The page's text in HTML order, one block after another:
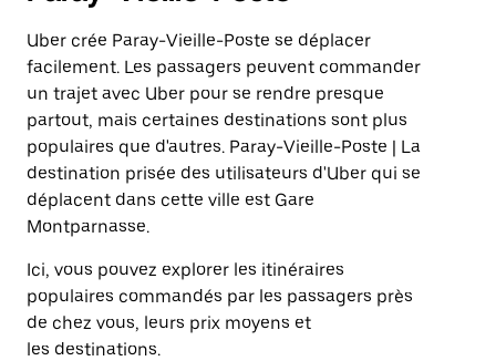
Uber crée Paray-Vieille-Poste se déplacer
facilement. Les passagers peuvent commander
un trajet avec Uber pour se rendre presque
partout, mais certaines destinations sont plus
populaires que d'autres. Paray-Vieille-Poste | La
destination prisée des utilisateurs d'Uber qui se
déplacent dans cette ville est Gare
Montparnasse.
Ici, vous pouvez explorer les itinéraires
populaires commandés par les passagers près
de chez vous, leurs prix moyens et
les destinations.